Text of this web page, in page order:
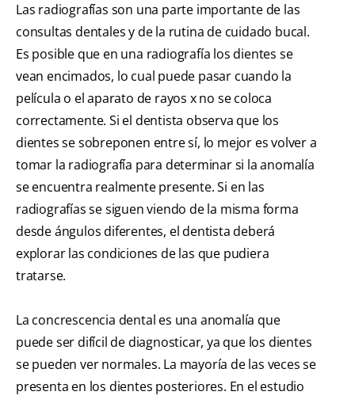
Las radiografías son una parte importante de las
consultas dentales y de la rutina de cuidado bucal.
Es posible que en una radiografía los dientes se
vean encimados, lo cual puede pasar cuando la
película o el aparato de rayos x no se coloca
correctamente. Si el dentista observa que los
dientes se sobreponen entre sí, lo mejor es volver a
tomar la radiografía para determinar si la anomalía
se encuentra realmente presente. Si en las
radiografías se siguen viendo de la misma forma
desde ángulos diferentes, el dentista deberá
explorar las condiciones de las que pudiera
tratarse.
La concrescencia dental es una anomalía que
puede ser difícil de diagnosticar, ya que los dientes
se pueden ver normales. La mayoría de las veces se
presenta en los dientes posteriores. En el estudio